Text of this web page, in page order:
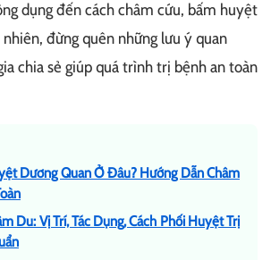
dụng đến cách châm cứu, bấm huyệt
đừng quên những lưu ý quan
chia sẻ giúp quá trình trị bệnh an toàn
Dương Quan Ở Đâu? Hướng Dẫn Châm
Du: Vị Trí, Tác Dụng, Cách Phối Huyệt Trị